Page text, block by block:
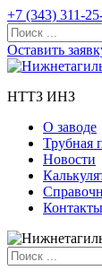
+7 (343) 311-
Оставить
НТТЗ ИНЗ
О заводе
Трубная
Новости
Контакты